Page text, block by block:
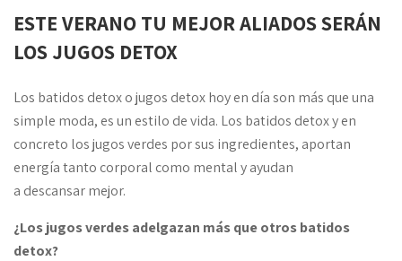
ESTE VERANO TU MEJOR ALIADOS SERÁN
LOS JUGOS DETOX
Los batidos detox o jugos detox hoy en día son más que una
simple moda, es un estilo de vida. Los batidos detox y en
concreto los jugos verdes por sus ingredientes, aportan
energía tanto corporal como mental y ayudan
a descansar mejor.
¿Los jugos verdes adelgazan más que otros batidos
detox?